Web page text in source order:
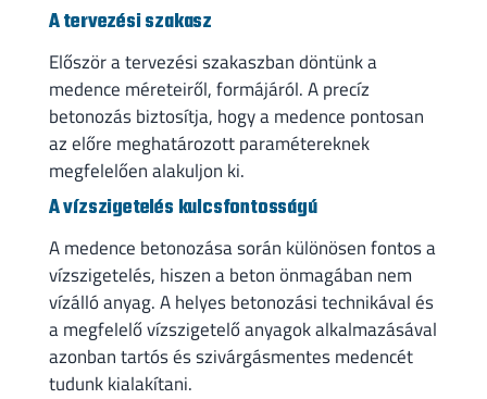
A tervezési szakasz
Először a tervezési szakaszban döntünk a
medence méreteiről, formájáról. A precíz
betonozás biztosítja, hogy a medence pontosan
az előre meghatározott paramétereknek
megfelelően alakuljon ki.
A vízszigetelés kulcsfontosságú
A medence betonozása során különösen fontos a
vízszigetelés, hiszen a beton önmagában nem
vízálló anyag. A helyes betonozási technikával és
a megfelelő vízszigetelő anyagok alkalmazásával
azonban tartós és szivárgásmentes medencét
tudunk kialakítani.